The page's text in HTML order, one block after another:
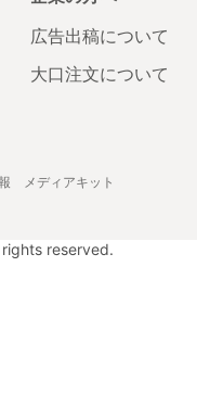
広告出稿について
大口注文について
メディアキット
reserved.